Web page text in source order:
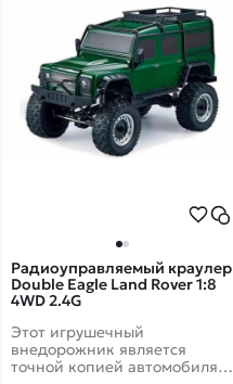
Радиоуправляемый краулер
Double Eagle Land Rover 1:8
4WD 2.4G
Этот игрушечный
внедорожник является
точной копией автомобиля